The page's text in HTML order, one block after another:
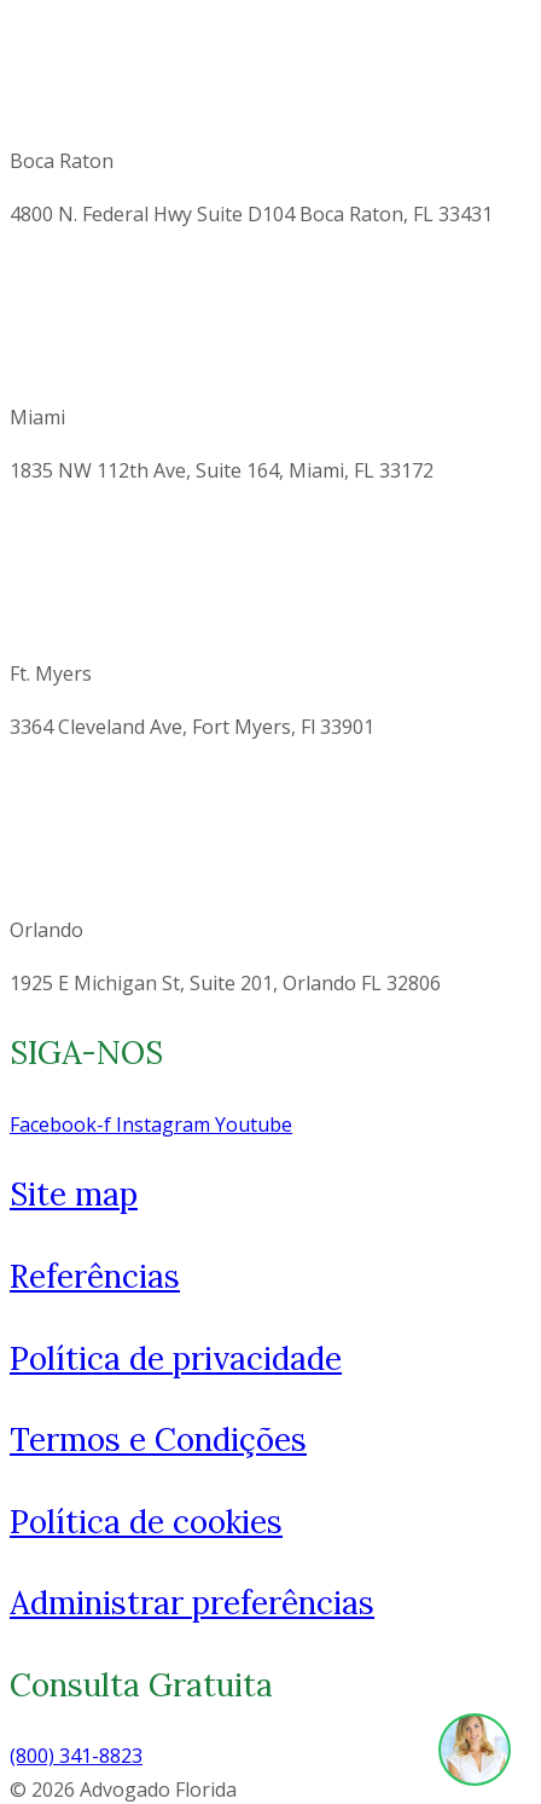
Boca Raton
4800 N. Federal Hwy Suite D104 Boca Raton, FL 33431
Miami
1835 NW 112th Ave, Suite 164, Miami, FL 33172
Ft. Myers
3364 Cleveland Ave, Fort Myers, Fl 33901
Orlando
1925 E Michigan St, Suite 201, Orlando FL 32806
SIGA-NOS
Facebook-f Instagram Youtube
Site map
Referências
Política de privacidade
Termos e Condições
Política de cookies
Administrar preferências
Consulta Gratuita
(800) 341-8823
© 2026 Advogado Florida
Como você está? 👋
1